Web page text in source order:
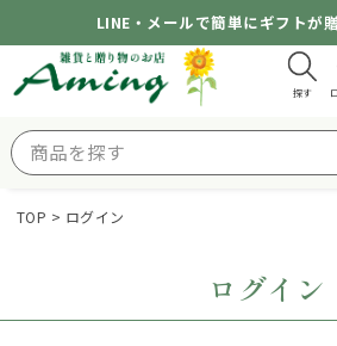
LINE・メールで簡単にギフトが
探す
TOP ログイン
ログイン